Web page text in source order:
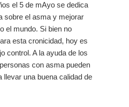
el 5 de mAyo se dedica
sobre el asma y mejorar
el mundo. Si bien no
esta cronicidad, hoy es
control. A la ayuda de los
con asma pueden
llevar una buena calidad de